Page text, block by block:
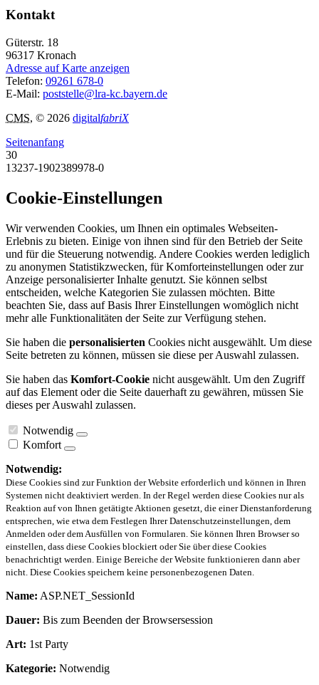
Kontakt
Güterstr. 18
96317 Kronach
Adresse auf Karte anzeigen
Telefon: 09261 678-0
E-Mail: poststelle@lra-kc.bayern.de
CMS, © 2026 digitalfabriX
Seitenanfang
30
13237-1902389978-0
Cookie-Einstellungen
Wir verwenden Cookies, um Ihnen ein optimales Webseiten-
Erlebnis zu bieten. Einige von ihnen sind für den Betrieb der Seite
und für die Steuerung notwendig. Andere Cookies werden lediglich
zu anonymen Statistikzwecken, für Komforteinstellungen oder zur
Anzeige personalisierter Inhalte genutzt. Sie können selbst
entscheiden, welche Kategorien Sie zulassen möchten. Bitte
beachten Sie, dass auf Basis Ihrer Einstellungen womöglich nicht
mehr alle Funktionalitäten der Seite zur Verfügung stehen.
Sie haben die personalisierten Cookies nicht ausgewählt. Um diese
Seite betreten zu können, müssen sie diese per Auswahl zulassen.
Sie haben das Komfort-Cookie nicht ausgewählt. Um den Zugriff
auf das Element oder die Seite dauerhaft zu gewähren, müssen Sie
dieses per Auswahl zulassen.
Notwendig
Komfort
Notwendig:
Diese Cookies sind zur Funktion der Website erforderlich und können in Ihren
Systemen nicht deaktiviert werden. In der Regel werden diese Cookies nur als
Reaktion auf von Ihnen getätigte Aktionen gesetzt, die einer Dienstanforderung
entsprechen, wie etwa dem Festlegen Ihrer Datenschutzeinstellungen, dem
Anmelden oder dem Ausfüllen von Formularen. Sie können Ihren Browser so
einstellen, dass diese Cookies blockiert oder Sie über diese Cookies
benachrichtigt werden. Einige Bereiche der Website funktionieren dann aber
nicht. Diese Cookies speichern keine personenbezogenen Daten.
Name: ASP.NET_SessionId
Dauer: Bis zum Beenden der Browsersession
Art: 1st Party
Kategorie: Notwendig